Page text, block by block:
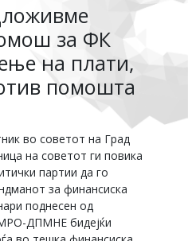
за ФК
на плати,
помошта
во советот на Град
на советот ги повика
партии да го
за финансиска
поднесен од
ДПМНЕ бидејќи